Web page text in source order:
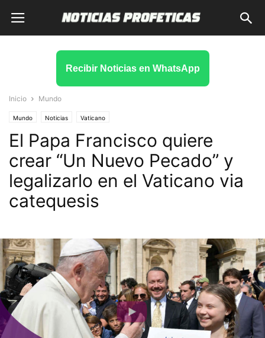
Recibir Noticias en WhatsApp
Inicio Mundo
Mundo Noticias Vaticano
El Papa Francisco quiere
crear “Un Nuevo Pecado” y
legalizarlo en el Vaticano via
catequesis